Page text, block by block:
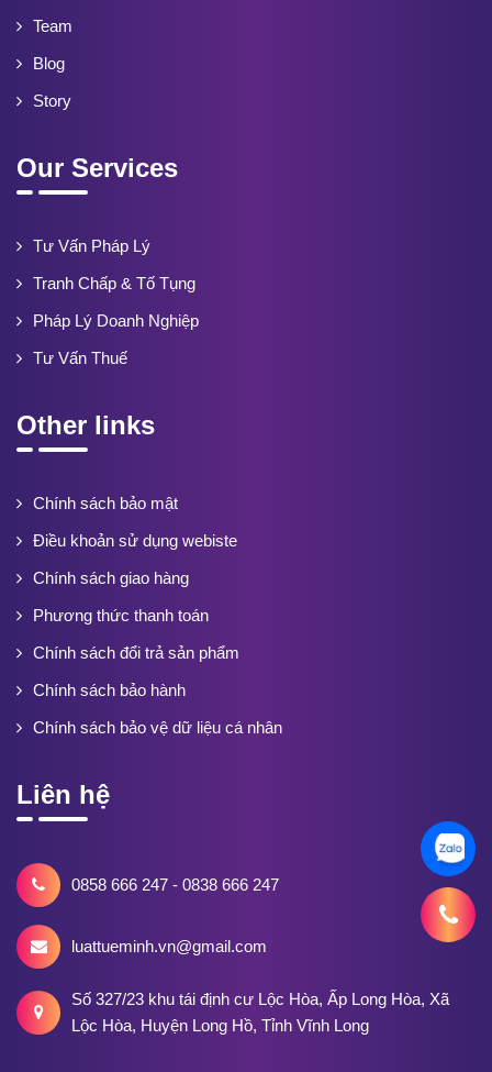
Team
Blog
Story
Our Services
Tư Vấn Pháp Lý
Tranh Chấp & Tố Tụng
Pháp Lý Doanh Nghiệp
Tư Vấn Thuế
Other links
Chính sách bảo mật
Điều khoản sử dụng webiste
Chính sách giao hàng
Phương thức thanh toán
Chính sách đổi trả sản phẩm
Chính sách bảo hành
Chính sách bảo vệ dữ liệu cá nhân
Liên hệ
0858 666 247 - 0838 666 247
luattueminh.vn@gmail.com
Số 327/23 khu tái định cư Lộc Hòa, Ấp Long Hòa, Xã
Lộc Hòa, Huyện Long Hồ, Tỉnh Vĩnh Long